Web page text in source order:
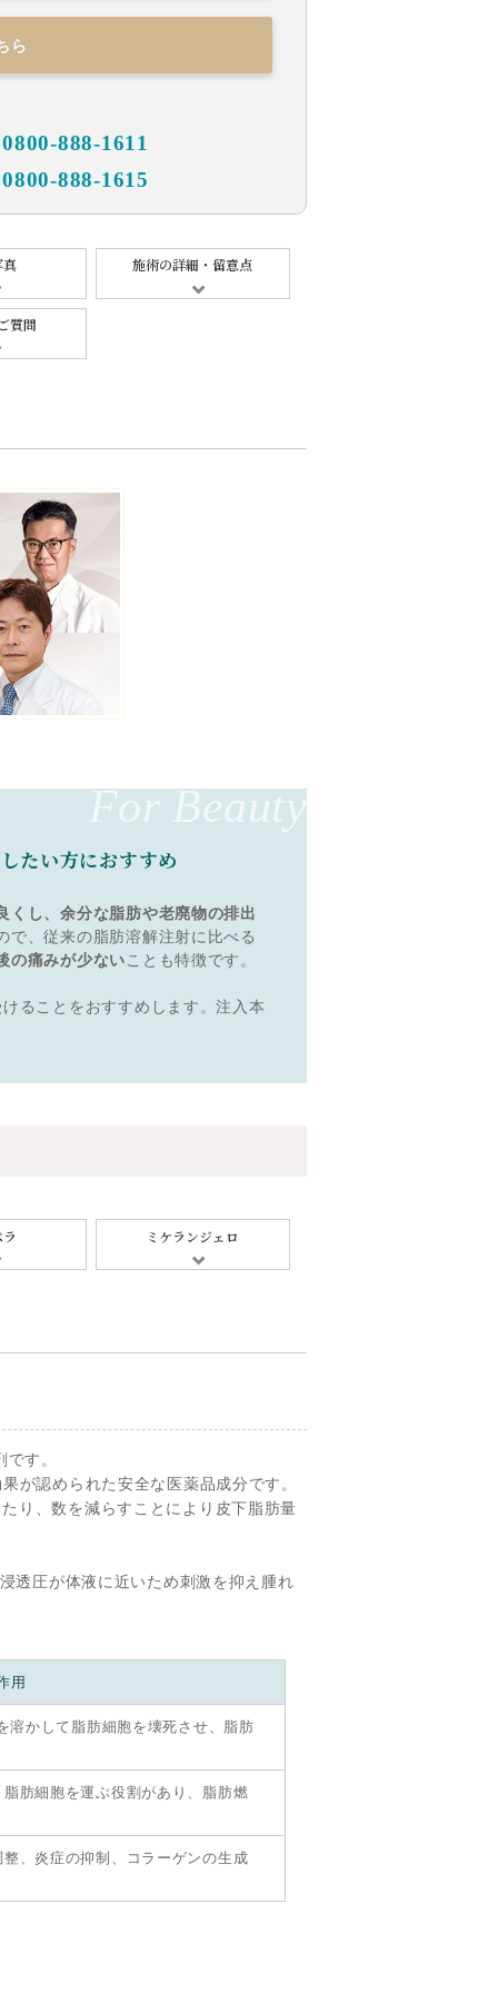
ら
888-1611
888-1615
真 施術の詳細・留意点
質問
For Beauty
たい方におすすめ
くし、余分な脂肪や老廃物の排出
で、従来の脂肪溶解注射に比べる
の痛みが少ない ことも特徴です。
ることをおすすめします。注入本
ミケランジェロ
す。
が認められた安全な医薬品成分です。
り、数を減らすことにより皮下脂肪量
透圧が体液に近いため刺激を抑え腫れ
用
溶かして脂肪細胞を壊死させ、脂肪
肪細胞を運ぶ役割があり、脂肪燃
、炎症の抑制、コラーゲンの生成